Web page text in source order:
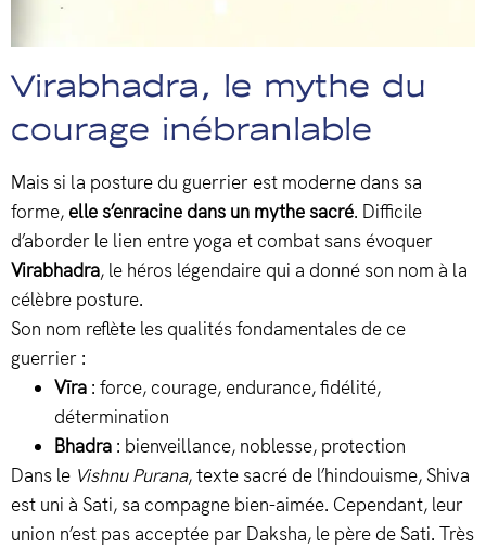
Virabhadra, le mythe du
courage inébranlable
Mais si la posture du guerrier est moderne dans sa
forme, elle s’enracine dans un mythe sacré. Difficile
d’aborder le lien entre yoga et combat sans évoquer
Virabhadra, le héros légendaire qui a donné son nom à la
célèbre posture.
Son nom reflète les qualités fondamentales de ce
guerrier :
Vīra : force, courage, endurance, fidélité,
détermination
Bhadra : bienveillance, noblesse, protection
Dans le Vishnu Purana, texte sacré de l’hindouisme, Shiva
est uni à Sati, sa compagne bien-aimée. Cependant, leur
union n’est pas acceptée par Daksha, le père de Sati. Très